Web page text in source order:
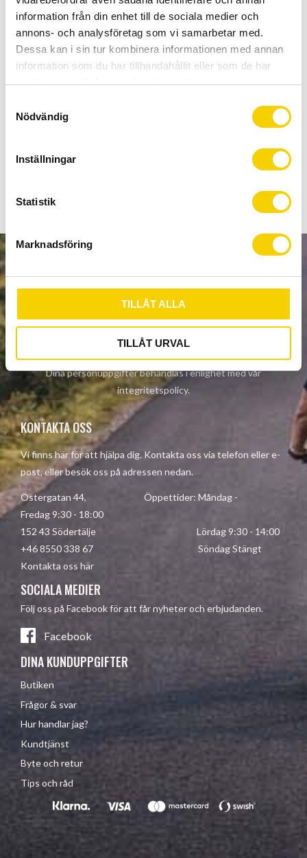
information från din enhet till de sociala medier och
annons- och analysföretag som vi samarbetar med.
Dessa kan i sin tur kombinera informationen med annan
information som du har tillhandahållit eller som de har
samlat in när du har använt deras tjänster.
s
v
a
l
Nödvändig
Inställningar
Statistik
Marknadsföring
TILLÅT ALLA
TILLÅT URVAL
Artikelnr
PRPU0091
HP = High pressure. Designad för landsvägscyklar. En lätt
att slangventilen blir böjd, plus att du inte behöver hålla
pumpen i fixerat läge när du pumpar. Stabilt ramfäste och
extra skruvar medföljer. Passar till racer- och bilventil.
Maxtryck: 11 Bar.
NYHETSBREV
PRENUMERERA
Dina personuppgifter behandlas i enlighet med vår
integritetspolicy.
KONTAKTA OSS
Vi finns här för att hjälpa dig. Kontakta oss via telefon eller e-
post, eller besök oss på adressen nedan.
Östergatan 44, Öppettider: Måndag -
Fredag 9:30 - 18:00
152 43 Södertälje Lördag 9:30 - 14:00
+46 8550 338 67 Söndag Stängt
Kontakta oss här
SOCIALA MEDIER
Följ oss på Facebook för att får nyheter och erbjudanden.
Facebook
DINA KUNDUPPGIFTER
Butiken
Frågor & svar
Hur handlar jag?
Kundtjänst
Byte och retur
Tips och råd